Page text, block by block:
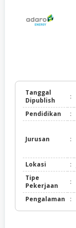
Tanggal
Dipublish
:
Pendidikan :
Jurusan :
Lokasi
:
Tipe
Pekerjaan
:
Pengalaman :